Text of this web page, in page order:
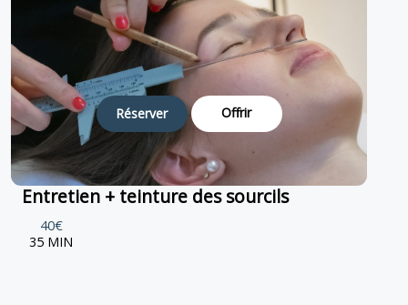
Réserver Offrir
Entretien + teinture des sourcils
40€
35 MIN